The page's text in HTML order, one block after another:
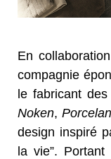
En
compagnie
le fabricant
Noken,
design inspiré
la vie”. Portant